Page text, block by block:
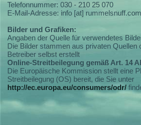
Telefonnummer: 030 - 210 25 070
E-Mail-Adresse: info [at] rummelsnuff.com
Bilder und Grafiken:
Angaben der Quelle für verwendetes
Die Bilder stammen aus privaten Quellen
Betreiber selbst erstellt
Online-Streitbeilegung gemäß Art. 14
Die Europäische Kommission stellt eine
Streitbeilegung (OS) bereit, die Sie unter
http://ec.europa.eu/consumers/odr/